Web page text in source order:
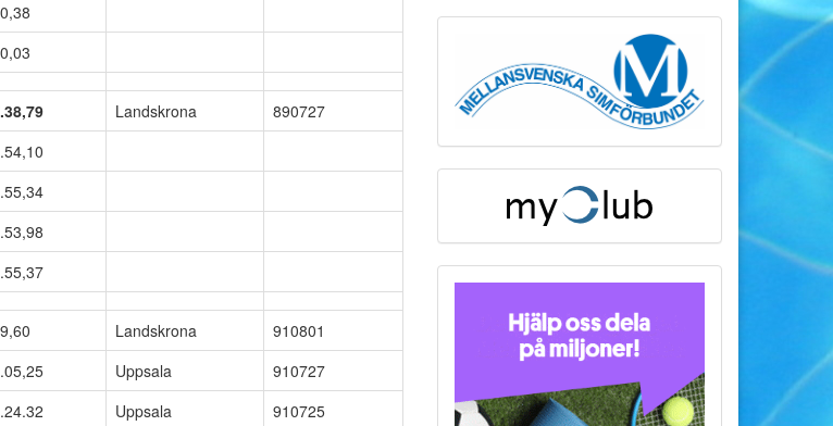
Landskrona
890727
Landskrona
910801
Uppsala
910727
Uppsala 910725